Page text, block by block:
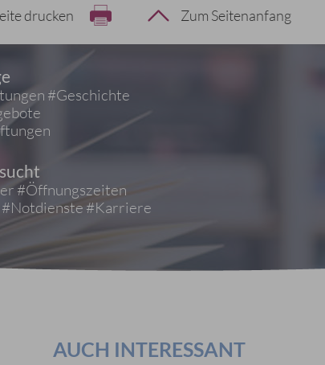
Zum Seitenanfang
drucken
#Geschichte
#Öffnungszeiten
#Notdienste#Karriere
AUCH INTERESSANT